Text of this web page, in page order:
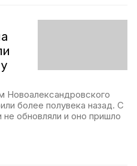
Новоалександровского
более полувека назад. С
не обновляли и оно пришло